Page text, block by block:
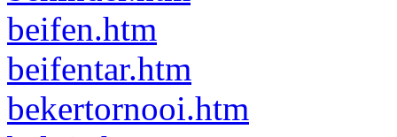
beifen.htm
beifentar.htm
bekertornooi.htm